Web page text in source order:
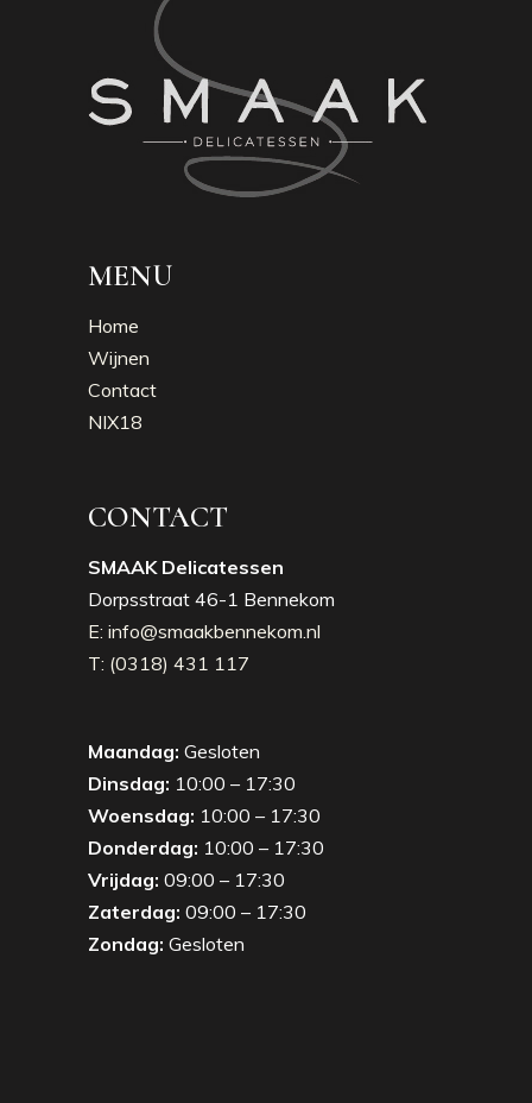
MENU
Home
Wijnen
Contact
NIX18
CONTACT
SMAAK Delicatessen
Dorpsstraat 46-1 Bennekom
E: info@smaakbennekom.nl
T: (0318) 431 117
Maandag: Gesloten
Dinsdag: 10:00 – 17:30
Woensdag: 10:00 – 17:30
Donderdag: 10:00 – 17:30
Vrijdag: 09:00 – 17:30
Zaterdag: 09:00 – 17:30
Zondag: Gesloten